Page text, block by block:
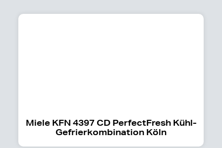
Miele KFN 4397 CD PerfectFresh Kühl-
Gefrierkombination Köln